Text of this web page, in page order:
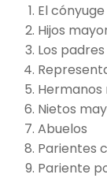
El cónyuge
Hijos
Los padres
Hermanos
Nietos
Abuelos
Parientes
Pariente